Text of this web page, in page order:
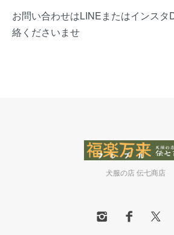
お問い合わせはLINEまたはインスタ
絡くださいませ
犬服の店 伝七商店